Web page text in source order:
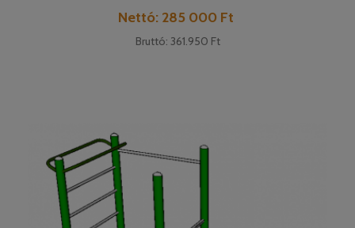
Pret
Nettó: 285 000 Ft
Bruttó: 361.950 Ft